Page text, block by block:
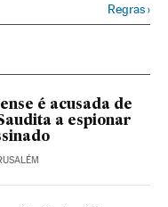
Regras›
é acusada de
a espionar